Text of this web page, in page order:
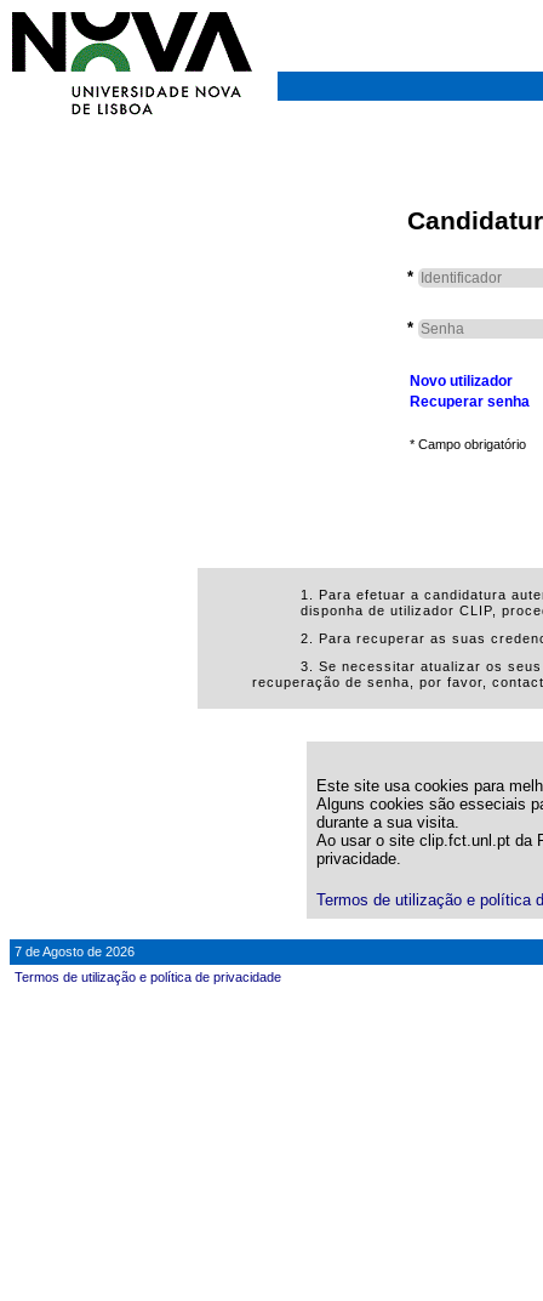
*
*
Novo utilizador
Recuperar senha
* Campo obrigatório
1. Para efetuar a candidatura
disponha de utilizador CLIP,
2. Para recuperar as suas
3. Se necessitar atualizar os
recuperação de senha, por favor,
Este site usa cookies para
Alguns cookies são esseciais
durante a sua visita.
Ao usar o site clip.fct.unl.pt da
privacidade.
Termos de utilização e política
7 de Agosto de 2026
Termos de utilização e política de privacidade